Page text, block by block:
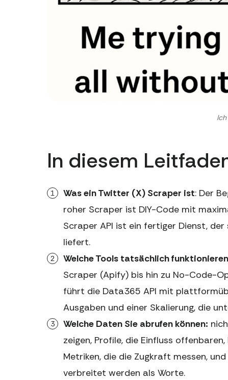
In diesem
Was ein Twitter (X) Scraper ist: Der
roher Scraper ist DIY-Code mit
Scraper API ist ein fertiger Dienst,
liefert.
Welche Tools tatsächlich
Scraper (Apify) bis hin zu No-Code-
führt die Data365 API mit
Ausgaben und einer Skalierung, die
Welche Daten Sie abrufen können:
zeigen, Profile, die Einfluss
Metriken, die die Zugkraft messen,
verbreitet werden als Worte.